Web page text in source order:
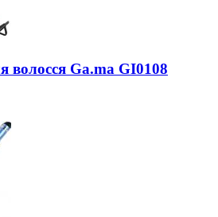
волосся Ga.ma GI0108